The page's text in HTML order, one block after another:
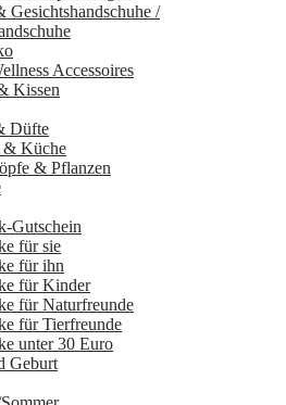
Gesichtshandschuhe /
Accessoires
Kissen
Düfte
& Küche
& Pflanzen
Gutschein
für sie
für ihn
für Kinder
für Naturfreunde
für Tierfreunde
unter 30 Euro
Geburt